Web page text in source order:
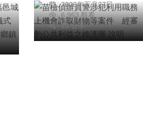
明
2026年五月27日
6,963 觀看
10 分享